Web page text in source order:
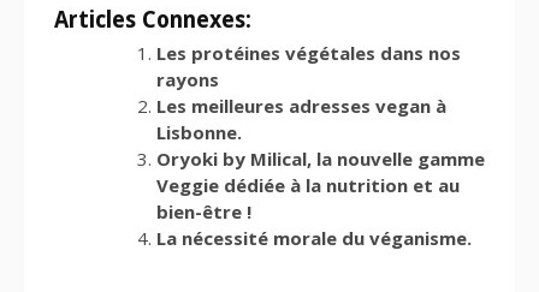
Articles Connexes:
Les protéines végétales dans nos
rayons
Les meilleures adresses vegan à
Lisbonne.
Oryoki by Milical, la nouvelle gamme
Veggie dédiée à la nutrition et au
bien-être !
La nécessité morale du véganisme.